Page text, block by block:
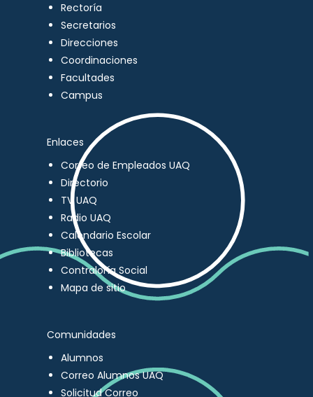
Rectoría
Secretarios
Direcciones
Coordinaciones
Facultades
Campus
Enlaces
Correo de Empleados UAQ
Directorio
TV UAQ
Radio UAQ
Calendario Escolar
Bibliotecas
Contraloría Social
Mapa de sitio
Comunidades
Alumnos
Correo Alumnos UAQ
Solicitud Correo